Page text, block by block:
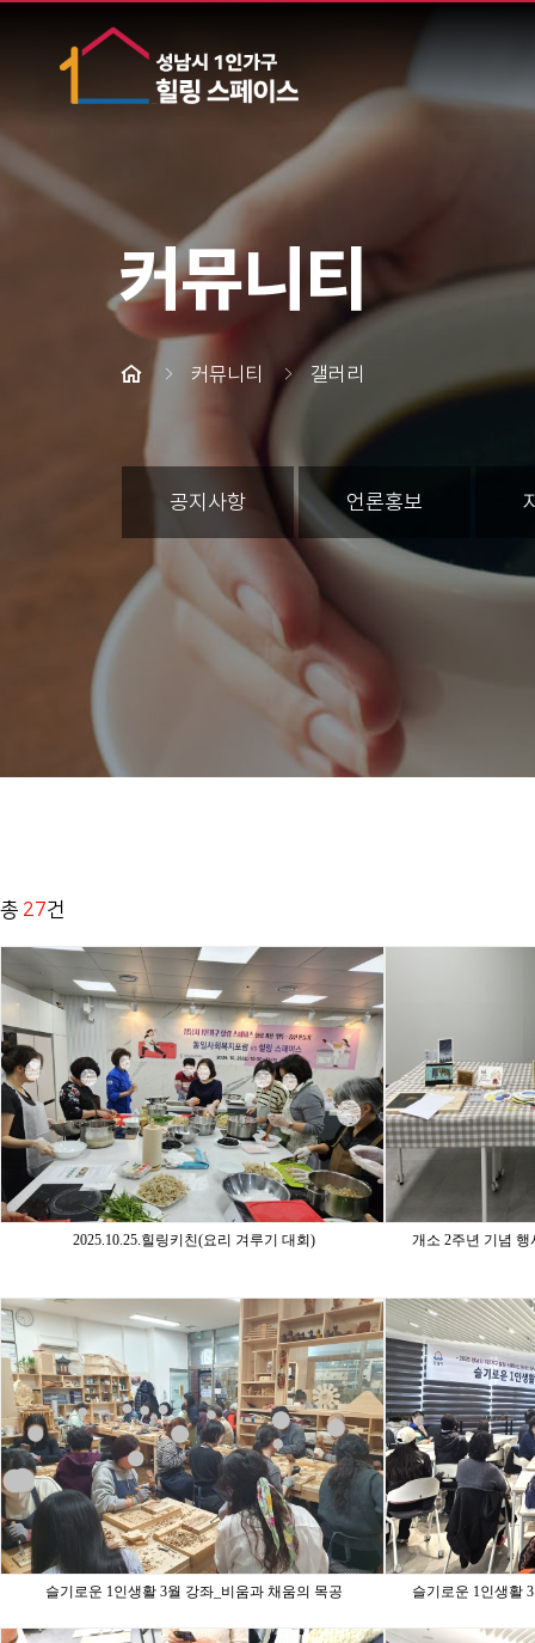
커뮤니티
커뮤니티 갤러리
공지사항 언론홍보
총 27건
2025.10.25.힐링키친(요리 겨루기 대회) 개소 2주년 기념
슬기로운 1인생활 3월 강좌_비움과 채움의 목공 슬기로운 1인생활